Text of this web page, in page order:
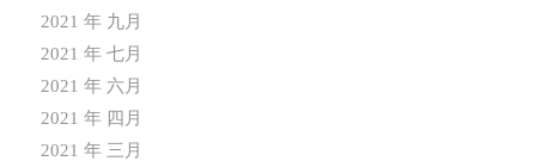
2021 年 九月
2021 年 七月
2021 年 六月
2021 年 四月
2021 年 三月